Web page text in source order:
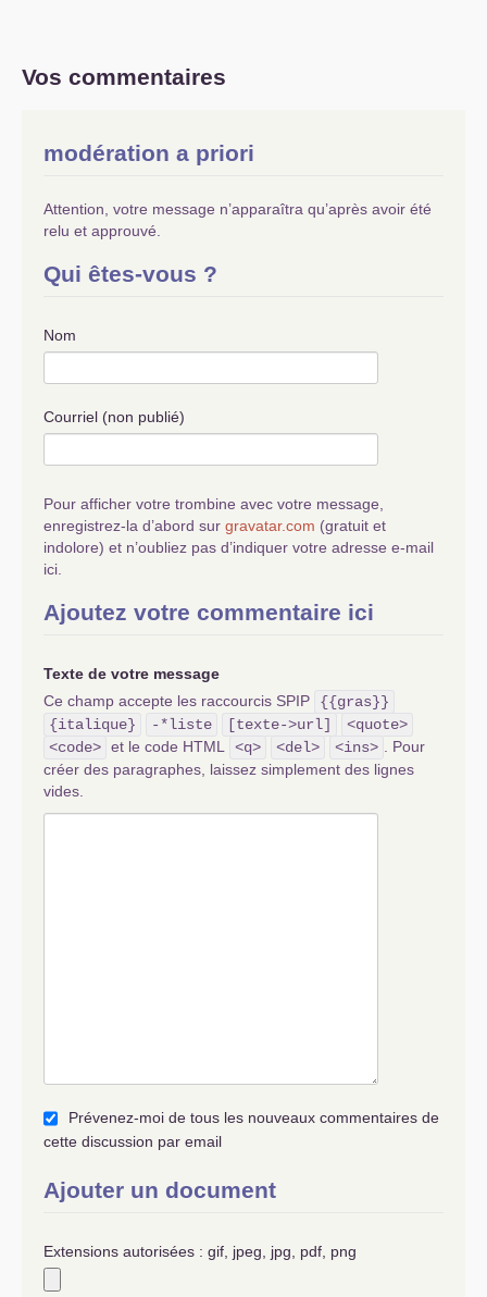
Vos commentaires
modération a priori
Attention, votre message n’apparaîtra qu’après avoir été
relu et approuvé.
Qui êtes-vous ?
Nom
Courriel (non publié)
Pour afficher votre trombine avec votre message,
enregistrez-la d’abord sur gravatar.com (gratuit et
indolore) et n’oubliez pas d’indiquer votre adresse e-mail
ici.
Ajoutez votre commentaire ici
Texte de votre message
Ce champ accepte les raccourcis SPIP
{{gras}}
{italique}
-*liste [texte->url]
<quote>
<code> et le code HTML <q> <del> <ins>
. Pour
créer des paragraphes, laissez simplement des lignes
vides.
Prévenez-moi de tous les nouveaux commentaires de
cette discussion par email
Ajouter un document
Extensions autorisées : gif, jpeg, jpg, pdf, png